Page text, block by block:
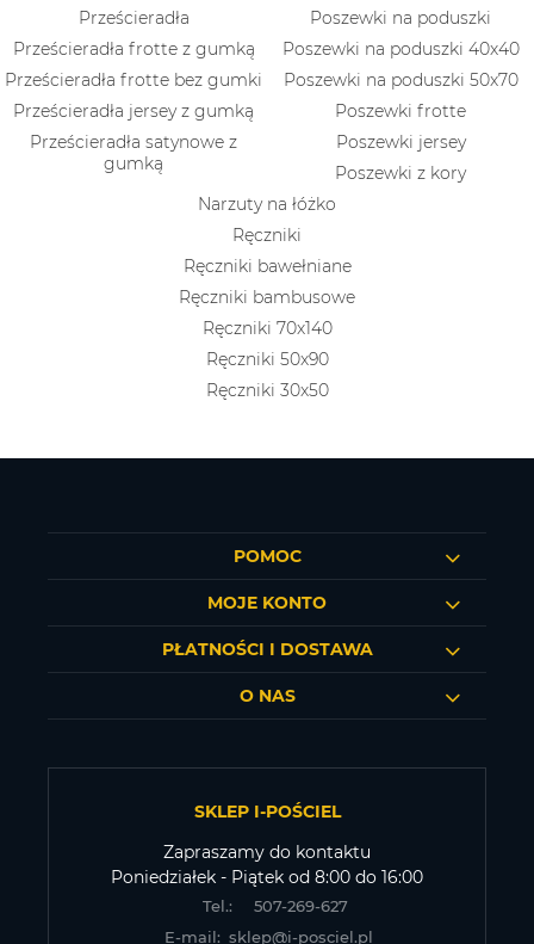
Prześcieradła
Prześcieradła frotte z gumką
Prześcieradła frotte bez gumki
Prześcieradła jersey z gumką
Prześcieradła satynowe z
gumką
Poszewki na poduszki
Poszewki na poduszki 40x40
Poszewki na poduszki 50x70
Poszewki frotte
Poszewki jersey
Poszewki z kory
Narzuty na łóżko
Ręczniki
Ręczniki bawełniane
Ręczniki bambusowe
Ręczniki 70x140
Ręczniki 50x90
Ręczniki 30x50
POMOC
MOJE KONTO
PŁATNOŚCI I DOSTAWA
O NAS
SKLEP I-POŚCIEL
Zapraszamy do kontaktu
Poniedziałek - Piątek od 8:00 do 16:00
Tel.:
507-269-627
E-mail: sklep@i-posciel.pl